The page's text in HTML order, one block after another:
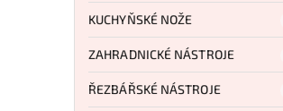
KUCHYŇSKÉ NOŽE
ZAHRADNICKÉ NÁSTROJE
ŘEZBÁŘSKÉ NÁSTROJE